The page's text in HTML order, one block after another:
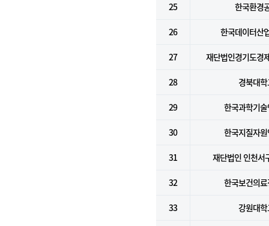
25
한국환경
26 한국데이터산
27 재단법인경기도경
28 경북대
29 한국과학기
30 한국지질자
31 재단법인 인천서
32 한국보건의
33 강원대